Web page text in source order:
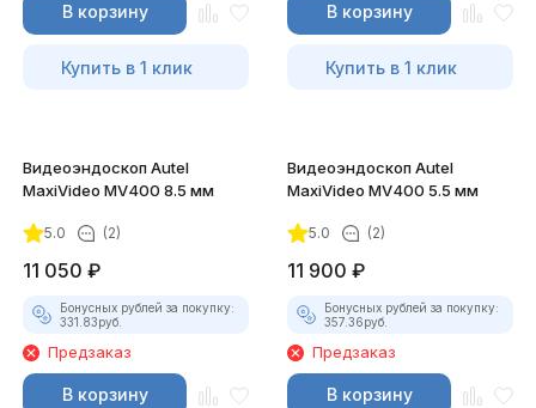
В корзину
Купить в 1 клик
В корзину
Купить в 1 клик
Видеоэндоскоп Autel
MaxiVideo MV400 8.5 мм
5.0 (2)
11 050 ₽
Бонусных рублей за покупку:
331.83руб.
Предзаказ
В корзину
Видеоэндоскоп Autel
MaxiVideo MV400 5.5 мм
5.0 (2)
11 900 ₽
Бонусных рублей за покупку:
357.36руб.
Предзаказ
В корзину